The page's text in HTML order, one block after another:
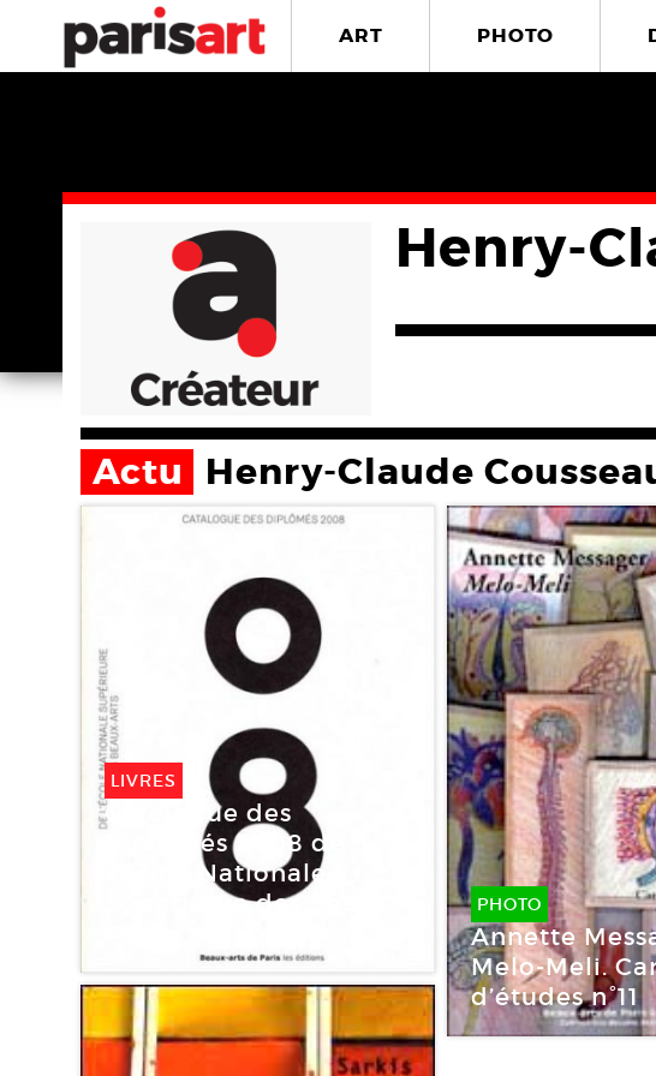
ART PHOTO
Henry-
Actu Henry-Claude
LIVRES
Catalogue des
diplômés 2008 de
l’École Nationale
Supérieure des Beaux-
PHOTO
Annette
Melo-Meli.
d’études n°11